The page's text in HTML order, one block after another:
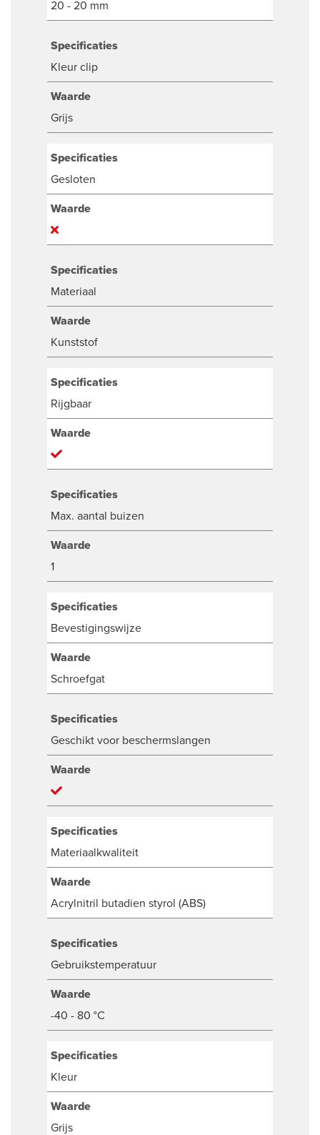
20 - 20 mm
Specificaties
Kleur clip
Waarde
Grijs
Specificaties
Gesloten
Waarde
Specificaties
Materiaal
Waarde
Kunststof
Specificaties
Rijgbaar
Waarde
Specificaties
Max. aantal buizen
Waarde
1
Specificaties
Bevestigingswijze
Waarde
Schroefgat
Specificaties
Geschikt voor beschermslangen
Waarde
Specificaties
Materiaalkwaliteit
Waarde
Acrylnitril butadien styrol (ABS)
Specificaties
Gebruikstemperatuur
Waarde
-40 - 80 °C
Specificaties
Kleur
Waarde
Grijs